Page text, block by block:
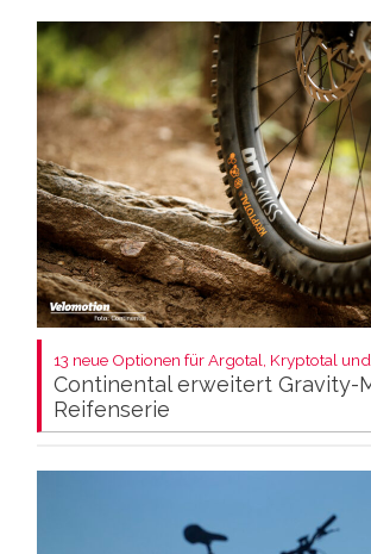
13 neue Optionen für Argotal, Kryptotal
Continental erweitert Gravity-
Reifenserie